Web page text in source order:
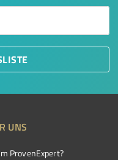
UNS
ProvenExpert?